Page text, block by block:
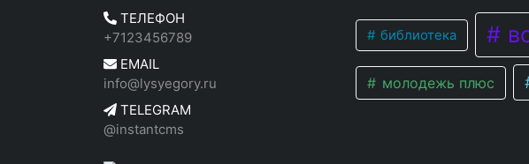
ТЕЛЕФОН
+7123456789
EMAIL
info@lysyegory.ru
TELEGRAM
@instantcms
библиотека
молодежь плюс